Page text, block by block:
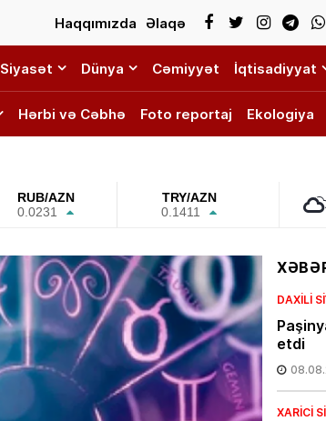
Haqqımızda Əlaqə
Siyasət Dünya Cəmiyyət İqtisadiyyat
Hərbi və Cəbhə Foto reportaj Ekologiya
RUB/AZN
0.0231
TRY/AZN
0.1411
DAXILI
etdi
XARICI